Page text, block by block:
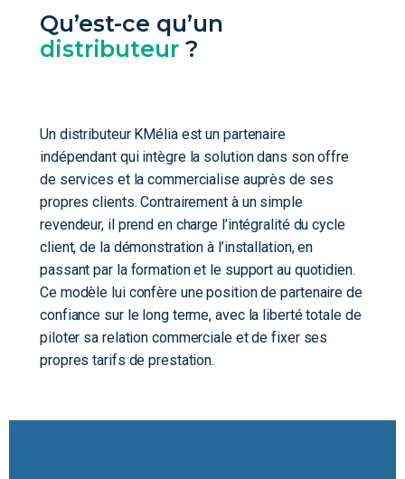
Qu’est-ce qu’un
distributeur?
Un distributeur KMélia est un partenaire
indépendant qui intègre la solution dans son offre
de services et la commercialise auprès de ses
propres clients. Contrairement à un simple
revendeur, il prend en charge l’intégralité du cycle
client, de la démonstration à l’installation, en
passant par la formation et le support au quotidien.
Ce modèle lui confère une position de partenaire de
confiance sur le long terme, avec la liberté totale de
piloter sa relation commerciale et de fixer ses
propres tarifs de prestation.